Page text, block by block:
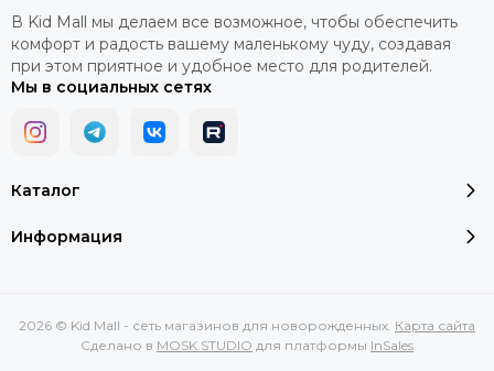
Каталог
Информация
В Kid Mall мы делаем все возможное, чтобы обеспечить
комфорт и радость вашему маленькому чуду, создавая
при этом приятное и удобное место для родителей.
Мы в социальных сетях
2026 © Kid Mall - сеть магазинов для новорожденных. Карта сайта
Сделано в MOSK.STUDIO для платформы InSales